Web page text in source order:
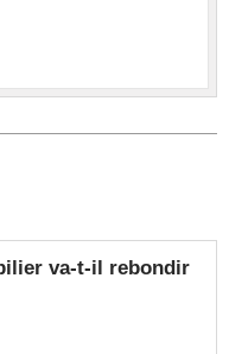
va-t-il rebondir